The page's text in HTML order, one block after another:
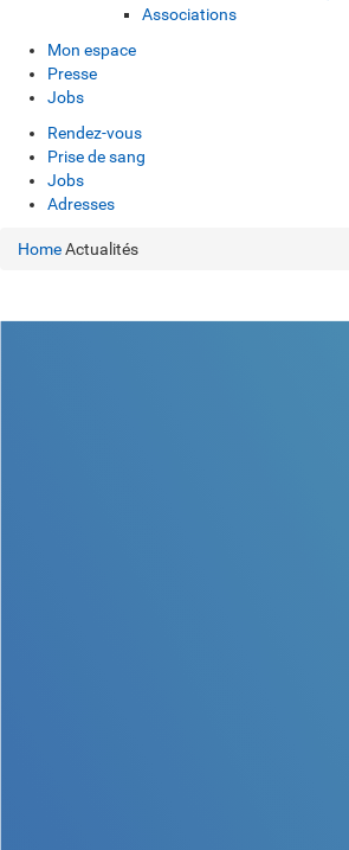
Associations
Mon espace
Presse
Jobs
Rendez-vous
Prise de sang
Jobs
Adresses
HomeActualités